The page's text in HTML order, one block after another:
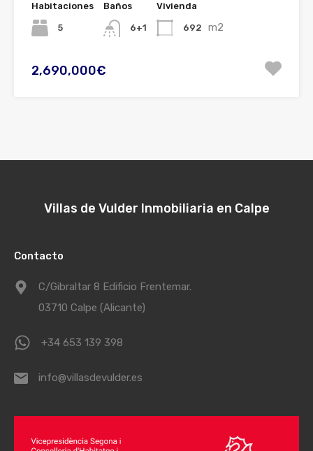
Habitaciones
5
Baños
6+1
Vivienda
692 m2
2,690,000€
Villas de Vulder Inmobiliaria en Calpe
Contacto
C/Gibraltar 8 Edificio Frentemar.
03710 Calpe (Alicante)
+34 653 139 398
info@villasdevulder.es